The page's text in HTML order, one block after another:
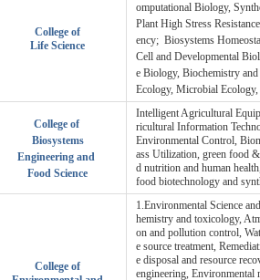
College of
Life Science
omputational Biology,
Plant High Stress
ency; Biosystems
Cell and Developmental
e Biology, Biochemistry
Ecology, Microbial
College of
Biosystems
Engineering and
Food Science
Intelligent Agricultural
ricultural Information
Environmental Control,
ass Utilization, green food
d nutrition and human
food biotechnology and
College of
1.Environmental Science
hemistry and toxicology,
on and pollution control,
e source treatment,
e disposal and resource
engineering, Environmental